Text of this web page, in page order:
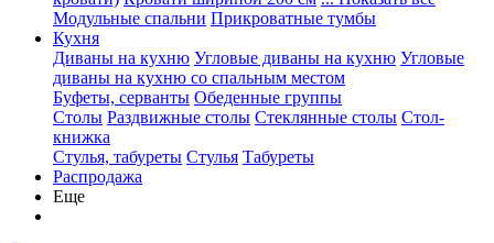
Модульные спальни Прикроватные тумбы
Кухня
Диваны на кухню Угловые диваны на кухню Угловые
диваны на кухню со спальным местом
Буфеты, серванты Обеденные группы
Столы Раздвижные столы Стеклянные столы Стол-
книжка
Стулья, табуреты Стулья Табуреты
Распродажа
Еще